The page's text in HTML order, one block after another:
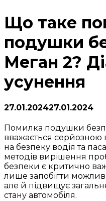
Що таке
подушки
Меган 2?
усунення
27.01.202427.01.2024
Помилка подушки
вважається
на безпеку водія та
методів вирішення
безпеки є критично
лише запобігти
але й підвищує
стану автомобіля.